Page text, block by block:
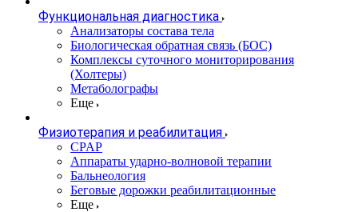
Функциональная диагностика
Анализаторы состава тела
Биологическая обратная связь (БОС)
Комплексы суточного мониторирования
(Холтеры)
Метаболографы
Еще
Физиотерапия и реабилитация
CPAP
Аппараты ударно-волновой терапии
Бальнеология
Беговые дорожки реабилитационные
Еще